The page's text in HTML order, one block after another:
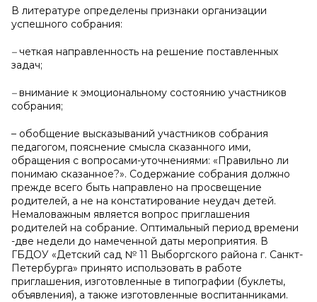
В литературе определены признаки организации
успешного собрания:
–четкая направленность на решение поставленных
задач;
–внимание к эмоциональному состоянию участников
собрания;
– обобщение высказываний участников собрания
педагогом, пояснение смысла сказанного ими,
обращения с вопросами-уточнениями: «Правильно ли
понимаю сказанное?». Содержание собрания должно
прежде всего быть направлено на просвещение
родителей, а не на констатирование неудач детей.
Немаловажным является вопрос приглашения
родителей на собрание. Оптимальный период времени
-две недели до намеченной даты мероприятия. В
ГБДОУ «Детский сад № 11 Выборгского района г. Санкт-
Петербурга» принято использовать в работе
приглашения, изготовленные в типографии (буклеты,
объявления), а также изготовленные воспитанниками.